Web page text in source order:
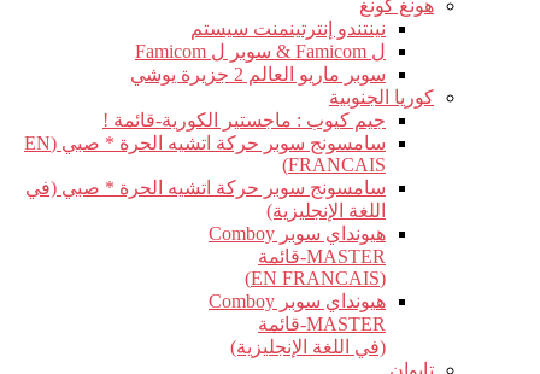
هونغ كونغ
نينتندو إنترتينمنت سيستم
ل Famicom & سوبر ل Famicom
سوبر ماريو العالم 2 جزيرة يوشي
كوريا الجنوبية
جيم كيوب : ماجستير الكورية-قائمة !
سامسونج سوبر حركة اتشيه الحرة * صبي (EN
FRANCAIS)
سامسونج سوبر حركة اتشيه الحرة * صبي (في
اللغة الإنجليزية)
هيونداي سوبر Comboy
MASTER-قائمة
(EN FRANCAIS)
هيونداي سوبر Comboy
MASTER-قائمة
(في اللغة الإنجليزية)